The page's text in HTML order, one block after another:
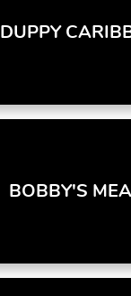
DUPPY
BOBBY'S